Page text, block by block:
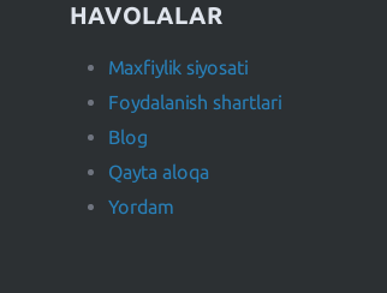
HAVOLALAR
Maxfiylik siyosati
Foydalanish shartlari
Blog
Qayta aloqa
Yordam